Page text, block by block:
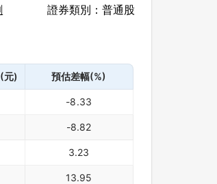
證券類別：普通股
元) 預估差幅(%)
-8.33
-8.82
3.23
13.95